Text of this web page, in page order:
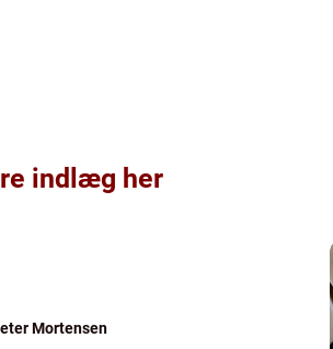
indlæg her
Mortensen